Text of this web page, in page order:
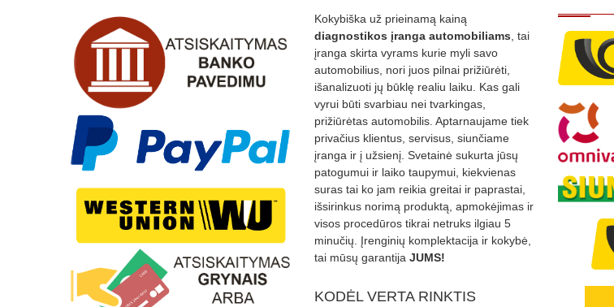
Kokybiška už prieinamą kainą
diagnostikos įranga automobiliams , tai
įranga skirta vyrams kurie myli savo
automobilius, nori juos pilnai prižiūrėti,
išanalizuoti jų būklę realiu laiku. Kas gali
vyrui būti svarbiau nei tvarkingas,
prižiūrėtas automobilis. Aptarnaujame tiek
privačius klientus, servisus, siunčiame
įranga ir į užsienį. Svetainė sukurta jūsų
patogumui ir laiko taupymui, kiekvienas
suras tai ko jam reikia greitai ir paprastai,
išsirinkus norimą produktą, apmokėjimas ir
visos procedūros tikrai netruks ilgiau 5
minučių. Įrenginių komplektacija ir kokybė,
tai mūsų garantija JUMS!
KODĖL VERTA RINKTIS